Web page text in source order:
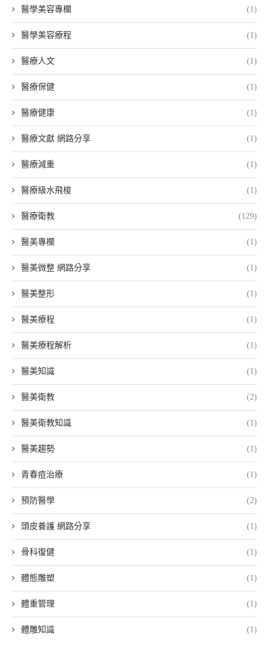
醫學美容專欄 (1)
醫學美容療程 (1)
醫療人文 (1)
醫療保健 (1)
醫療健康 (1)
醫療文獻 網路分享 (1)
醫療減重 (1)
醫療級水飛梭 (1)
醫療衛教 (129)
醫美專欄 (1)
醫美微整 網路分享 (1)
醫美整形 (1)
醫美療程 (1)
醫美療程解析 (1)
醫美知識 (1)
醫美衛教 (2)
醫美衛教知識 (1)
醫美趨勢 (1)
青春痘治療 (1)
預防醫學 (2)
頭皮養護 網路分享 (1)
骨科復健 (1)
體態雕塑 (1)
體重管理 (1)
體雕知識 (1)